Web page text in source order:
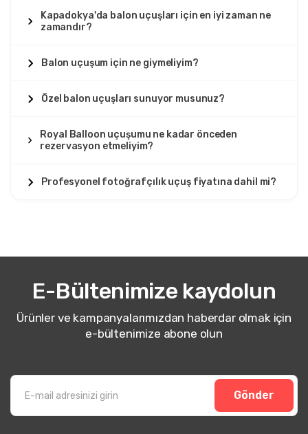
Kapadokya'da balon uçuşları için en iyi zaman ne
zamandır?
Balon uçuşum için ne giymeliyim?
Özel balon uçuşları sunuyor musunuz?
Royal Balloon uçuşumu ne kadar önceden
rezervasyon etmeliyim?
Profesyonel fotoğrafçılık uçuş fiyatına dahil mi?
E-Bültenimize kaydolun
Ürünler ve kampanyalarımızdan haberdar olmak için
e-bültenimize abone olun
Gönder